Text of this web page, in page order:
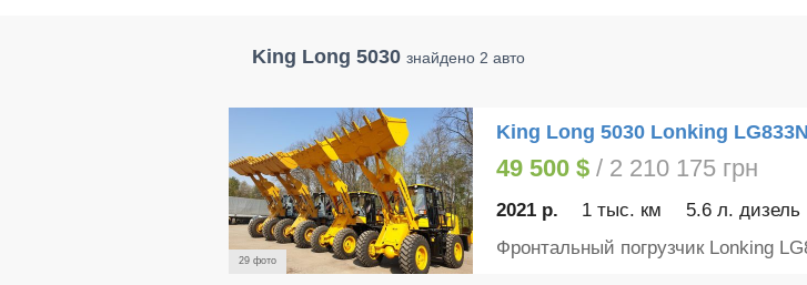
King Long 5030 знайдено 2 авто
29 фото
King Long 5030 Lonking LG833N
49 500 $/ 2 210 175 грн
2021 р. 1 тыс. км 5.6 л. дизель
Фронтальный погрузчик Lonking